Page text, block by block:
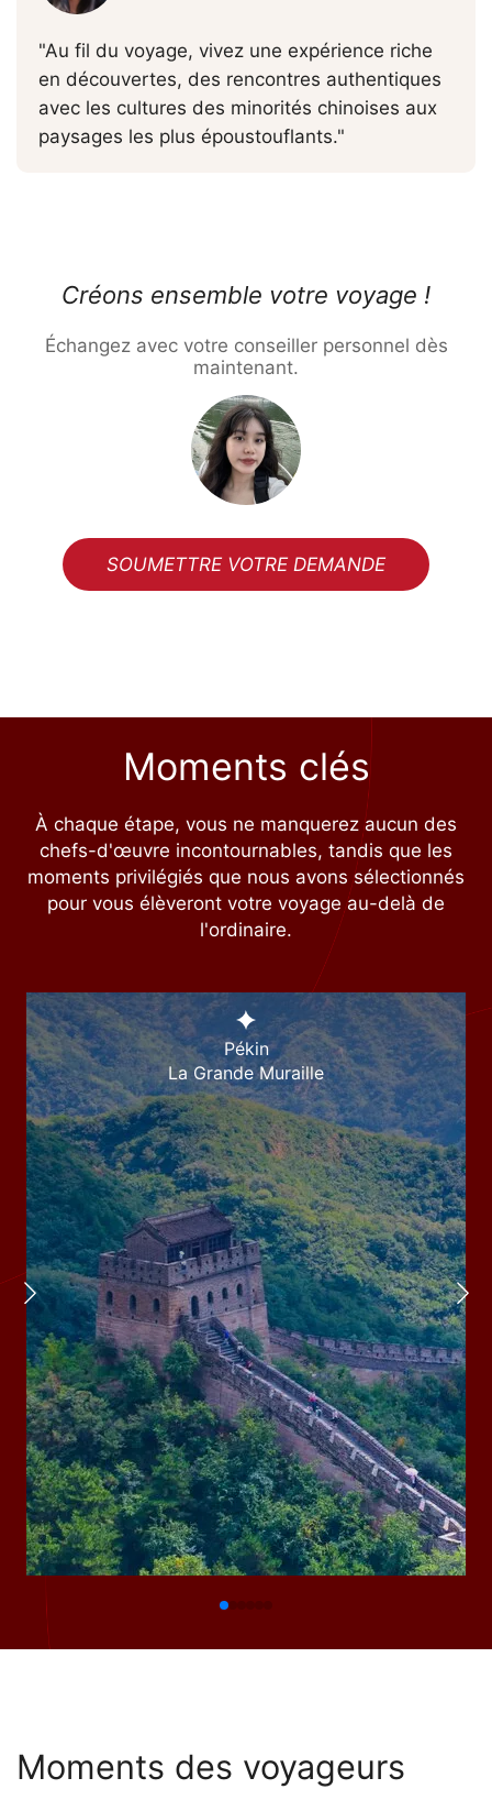
"Au fil du voyage, vivez une expérience riche
en découvertes, des rencontres authentiques
avec les cultures des minorités chinoises aux
paysages les plus époustouflants."
Créons ensemble votre voyage !
Échangez avec votre conseiller personnel dès
maintenant.
SOUMETTRE VOTRE DEMANDE
Moments clés
À chaque étape, vous ne manquerez aucun des
chefs-d'œuvre incontournables, tandis que les
moments privilégiés que nous avons sélectionnés
pour vous élèveront votre voyage au-delà de
l'ordinaire.
Pékin
La Grande Muraille
Moments des voyageurs